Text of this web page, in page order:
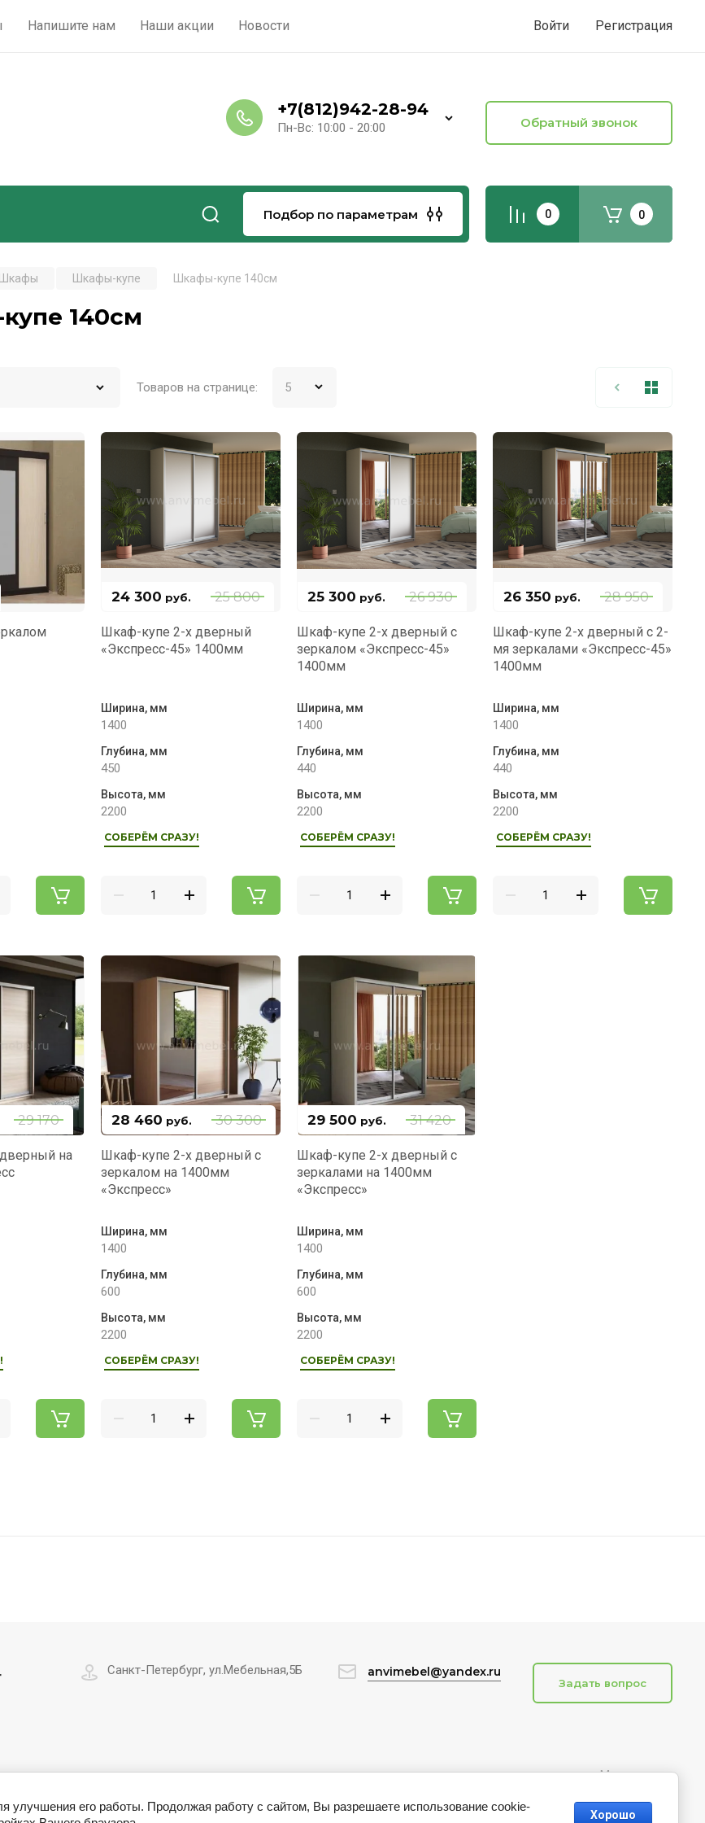
Напишите нам Наши акции Новости Войти Регистрация
+7(812)942-28-94
Пн-Вс: 10:00 - 20:00 Обратный звонок
Подбор по параметрам 0 0
Шкафы Шкафы-купе Шкафы-купе 140см
140см
Товаров на странице:
25 800
24 300 руб.
Шкаф-купе 2-х дверный
«Экспресс-45» 1400мм
Ширина, мм
1400
Глубина, мм
450
Высота, мм
2200
СОБЕРЁМ СРАЗУ!
26 930
25 300 руб.
Шкаф-купе 2-х дверный с
зеркалом «Экспресс-45»
1400мм
Ширина, мм
1400
Глубина, мм
440
Высота, мм
2200
СОБЕРЁМ СРАЗУ!
28 950
26 350 руб.
Шкаф-купе 2-х дверный с 2-
мя зеркалами «Экспресс-45»
1400мм
Ширина, мм
1400
Глубина, мм
440
Высота, мм
2200
СОБЕРЁМ СРАЗУ!
29 170
на
30 300
28 460 руб.
Шкаф-купе 2-х дверный с
зеркалом на 1400мм
«Экспресс»
Ширина, мм
1400
Глубина, мм
600
Высота, мм
2200
СОБЕРЁМ СРАЗУ!
31 420
29 500 руб.
Шкаф-купе 2-х дверный с
зеркалами на 1400мм
«Экспресс»
Ширина, мм
1400
Глубина, мм
600
Высота, мм
2200
СОБЕРЁМ СРАЗУ!
Санкт-Петербург, ул.Мебельная,5Б anvimebel@yandex.ru
Задать вопрос
Megagroup.ru
улучшения его работы. Продолжая работу с сайтом, Вы разрешаете использование cookie-
Хорошо